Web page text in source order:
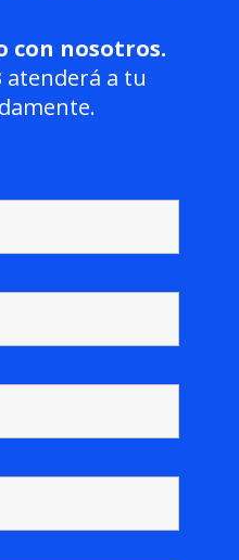
con nosotros.
atenderá a tu